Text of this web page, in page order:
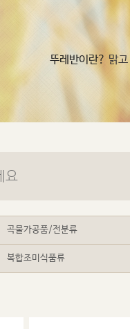
뚜레반이란? 맑
곡물가공품/전분류
복합조미식품류